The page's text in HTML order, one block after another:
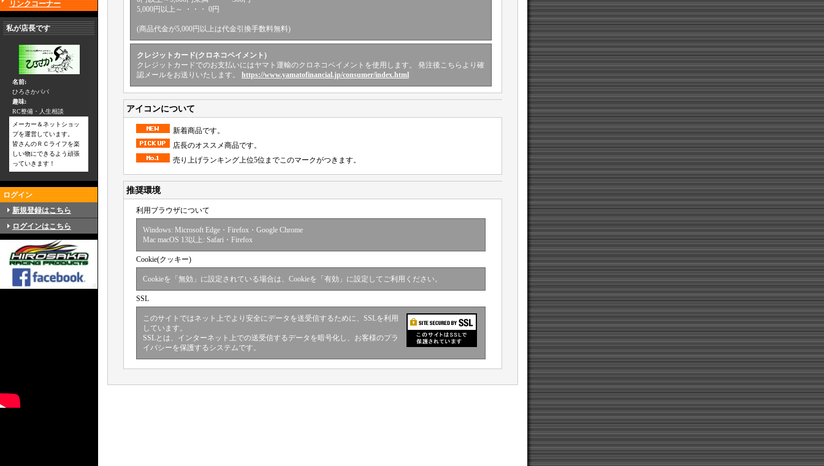
リンクコーナー
私が店長です
名前:
ひろさかパパ
趣味:
RC整備・人生相談
メーカー＆ネットショッ
プを運営しています。
皆さんのＲＣライフを楽
しい物にできるよう頑張
っていきます！
ログイン
新規登録はこちら
ログインはこちら
5,000円以上～ ・・・ 0円
(商品代金が5,000円以上は代金引換手数料無料)
クレジットカード(クロネコペイメント)
クレジットカードでのお支払いにはヤマト運輸のクロネコペイメントを使用します。 発注後こちらより確
認メールをお送りいたします。 https://www.yamatofinancial.jp/consumer/index.html
アイコンについて
新着商品です。
店長のオススメ商品です。
売り上げランキング上位5位までこのマークがつきます。
推奨環境
利用ブラウザについて
Windows: Microsoft Edge・Firefox ・Google Chrome
Mac macOS 13以上: Safari・Firefox
Cookie(クッキー)
Cookieを「無効」に設定されている場合は、Cookieを「有効」に設定してご利用ください。
SSL
このサイトではネット上でより安全にデータを送受信するために、SSLを利用
しています。
SSLとは、インターネット上での送受信するデータを暗号化し、お客様のプラ
イバシーを保護するシステムです。